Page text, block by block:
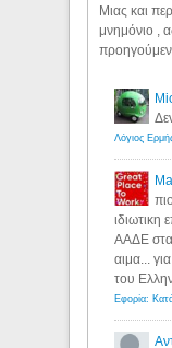
Μιας και
μνημόνιο ,
ιδιωτικη
ΑΑΔΕ στα
αιμα...
του